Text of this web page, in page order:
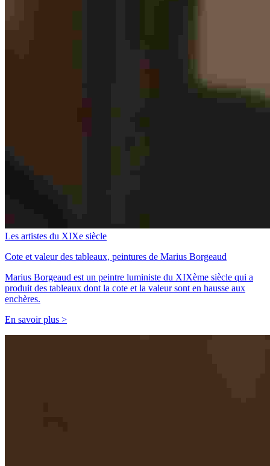
Les artistes du XIXe siècle
Cote et valeur des tableaux, peintures de Marius Borgeaud
Marius Borgeaud est un peintre luministe du XIXème siècle qui a
produit des tableaux dont la cote et la valeur sont en hausse aux
enchères.
En savoir plus >